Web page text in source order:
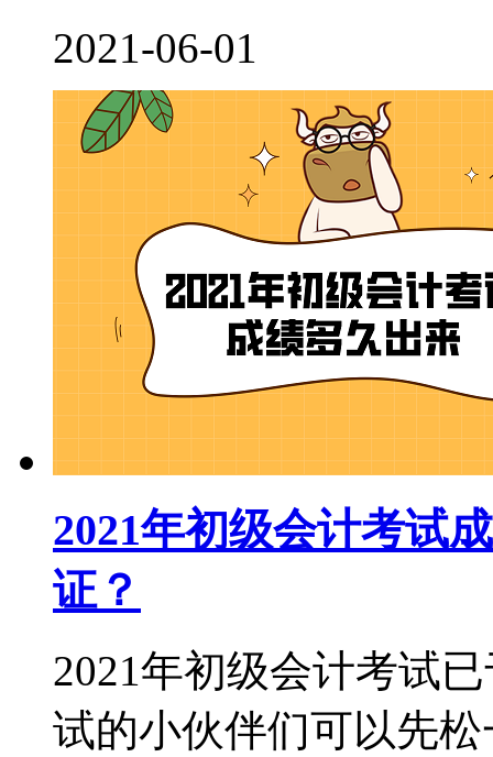
2021-06-01
2021年初级会计考试
证？
2021年初级会计考试
试的小伙伴们可以先